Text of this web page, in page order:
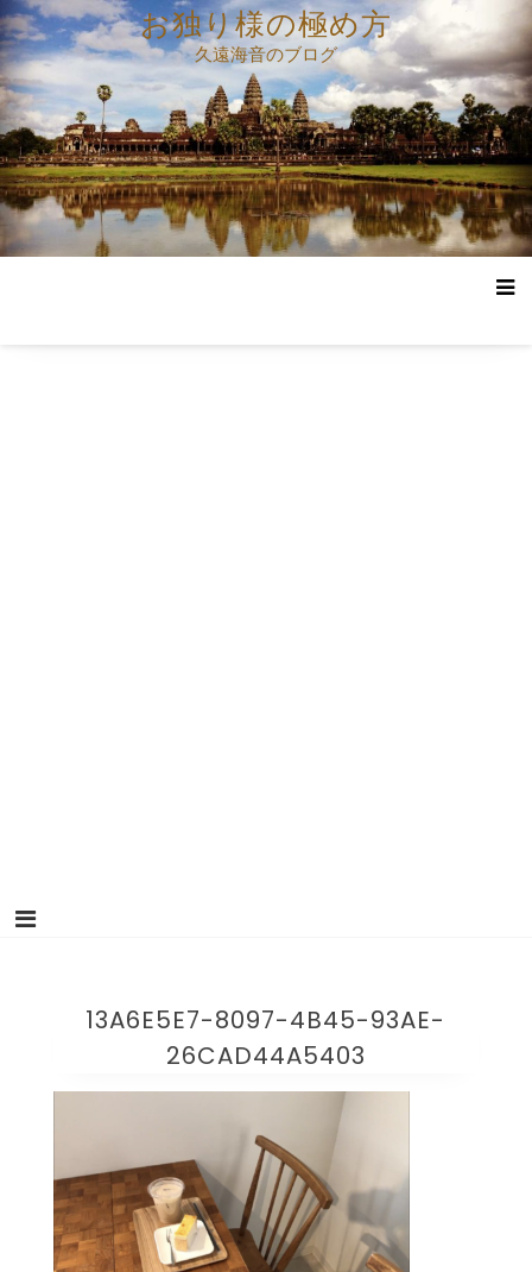
コ
ン
テ
ン
ツ
へ
ス
キ
ッ
お独り様の極め方
久遠海音のブログ
13A6E5E7-8097-4B45-93AE-
26CAD44A5403